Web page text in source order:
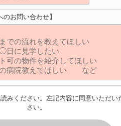
のお問い合わせ】
みください。左記内容に同意いただ
さい。